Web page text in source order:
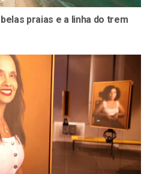
praias e a linha do trem